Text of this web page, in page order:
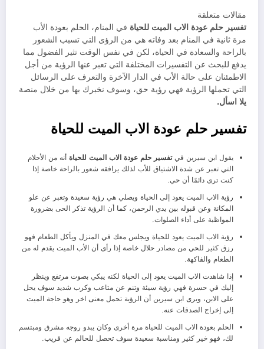
مقالات متعلقة
تفسير حلم عودة الاب الميت للحياة في المنام، الحلم بعودة الأب
مرة ثانية في المنام بعد وفاته هي من الرؤى التي تسبب الشعور
بالراحة والسعادة في الحياة، لكن في نفس الوقت تثير الفضول مما
يدفع للبحث عن التفسيرات المختلفة التي تعبر عنها الرؤية من أجل
الاطمئنان على حالة الأب في الدار الآخرة والتعرف على الرسائل
التي تحملها الرؤية فهي رؤية حق، وسوف نخبرك بها من خلال منصة
يلا اسأل.
تفسير حلم عودة الاب الميت للحياة
يقول ابن سيرين فيتفسير حلم عودة الاب الميت للحياة أنه من الأحلام
التي تعبر عن شدة الاشتياق للأب لذلك يرافقه شعور بالراحة خاصة إذا
كنت ترى دائمًا أن حي.
رؤية الاب الميت يعود إلى الحياة ويصلي هي رؤية سعيدة وتعبر عن علو
المكانة وعن قبوله بين يدي الرحمن، كما أن الرؤية تذكر الحى بضرورة
المواظبة على أداء الصلوات.
رؤية الاب الميت يعود للحياة ويجلس معك في المنزل ويأكل الطعام فهو
رزق كثير للحي من مصادر حلال خاصة إذا رأى أن الأب الميت يقدم له من
الطعام والفاكهة.
إذا شاهدت الاب الميت يعود إلى الحياة لكنه يبكي بصوت مرتفع وينظر
إليك في حسرة فهي رؤية سيئة وتنم عن متاعب وكرب شديد سوف يحل
على الابن، ويرى ابن سيرين أن الرؤية تحمل معنى اخر وهو حاجة الميت
إلى إخراج الصدقات عنه.
الحلم بعودة الاب الميت للحياة مرة أخرى وكان يبدو روجه مشرق ومبتسم
لك، فهو خير كثير ومناسبة سعيدة سوف تحصل للحالم عن قريب.